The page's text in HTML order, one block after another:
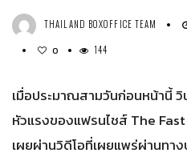
THAILAND BOXOFFICE TEAM
0 144
เมื่อประมาณสามวันก่อนหน้านี้
หัวแรงของแฟรนไชส์ The
เผยผ่านวิดีโอที่เผยแพร่ผ่านท